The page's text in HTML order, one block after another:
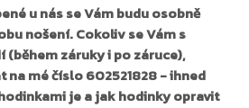
u nás se Vám budu osobně
nošení. Cokoliv se Vám s
záruky i po záruce),
na mé číslo 602521828 - ihned
je a jak hodinky opravit